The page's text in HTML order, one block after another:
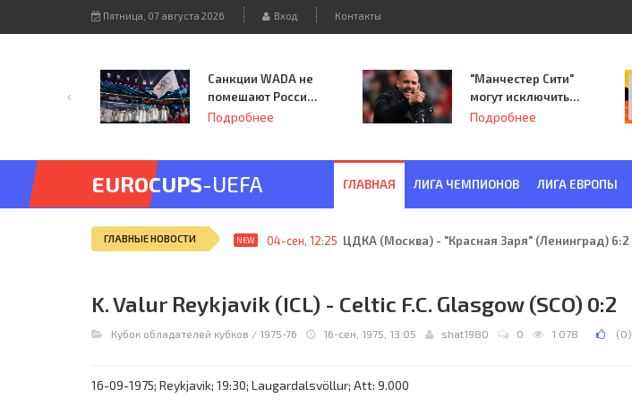
Пятница, 07 августа 2026 Вход Контакты
Санкции WADA не
помешают России
принять
Подробнее
"Манчестер Сити"
могут исключить
из Лиги
Подробнее
EUROCUPS-UEFA ГЛАВНАЯ ЛИГА ЧЕМПИОНОВ ЛИГА ЕВРОПЫ
ГЛАВНЫЕ НОВОСТИ NEW 04-сен, 12:25 ЦДКА (Москва) - "Красная Заря" (Ленинград) 6:2
K. Valur Reykjavik (ICL) - Celtic F.C. Glasgow (SCO) 0:2
Кубок обладателей кубков / 1975-76 16-сен, 1975, 13:05 shat1980 0 1 078 (0)
16-09-1975; Reykjavik; 19:30; Laugardalsvöllur; Att: 9.000